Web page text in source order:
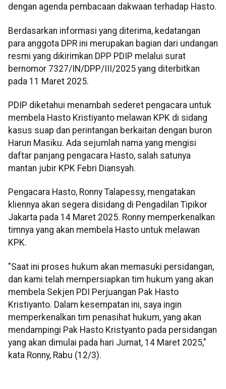
dengan agenda pembacaan dakwaan terhadap Hasto.
Berdasarkan informasi yang diterima, kedatangan
para anggota DPR ini merupakan bagian dari undangan
resmi yang dikirimkan DPP PDIP melalui surat
bernomor 7327/IN/DPP/III/2025 yang diterbitkan
pada 11 Maret 2025.
PDIP diketahui menambah sederet pengacara untuk
membela Hasto Kristiyanto melawan KPK di sidang
kasus suap dan perintangan berkaitan dengan buron
Harun Masiku. Ada sejumlah nama yang mengisi
daftar panjang pengacara Hasto, salah satunya
mantan jubir KPK Febri Diansyah.
Pengacara Hasto, Ronny Talapessy, mengatakan
kliennya akan segera disidang di Pengadilan Tipikor
Jakarta pada 14 Maret 2025. Ronny memperkenalkan
timnya yang akan membela Hasto untuk melawan
KPK.
"Saat ini proses hukum akan memasuki persidangan,
dan kami telah mempersiapkan tim hukum yang akan
membela Sekjen PDI Perjuangan Pak Hasto
Kristiyanto. Dalam kesempatan ini, saya ingin
memperkenalkan tim penasihat hukum, yang akan
mendampingi Pak Hasto Kristyanto pada persidangan
yang akan dimulai pada hari Jumat, 14 Maret 2025,"
kata Ronny, Rabu (12/3).